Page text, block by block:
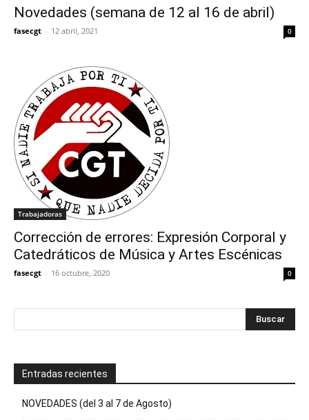
Novedades (semana de 12 al 16 de abril)
fasecgt - 12 abril, 2021 0
Trabajadoras
Corrección de errores: Expresión Corporal y
Catedráticos de Música y Artes Escénicas
fasecgt - 16 octubre, 2020 0
Entradas recientes
NOVEDADES (del 3 al 7 de Agosto)